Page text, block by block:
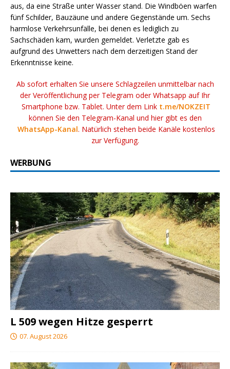
aus, da eine Straße unter Wasser stand. Die Windböen warfen
fünf Schilder, Bauzäune und andere Gegenstände um. Sechs
harmlose Verkehrsunfälle, bei denen es lediglich zu
Sachschäden kam, wurden gemeldet. Verletzte gab es
aufgrund des Unwetters nach dem derzeitigen Stand der
Erkenntnisse keine.
Ab sofort erhalten Sie unsere Schlagzeilen unmittelbar nach
der Veröffentlichung per Telegram oder Whatsapp auf Ihr
Smartphone bzw. Tablet. Unter dem Link t.me/NOKZEIT
können Sie den Telegram-Kanal und hier gibt es den
WhatsApp-Kanal. Natürlich stehen beide Kanäle kostenlos
zur Verfügung.
WERBUNG
L 509 wegen Hitze gesperrt
07. August 2026